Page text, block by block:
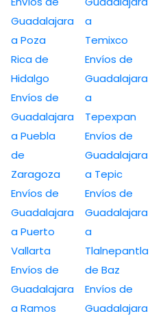
Guadalajara
a Poza
Rica de
Hidalgo
Envíos de
Guadalajara
a Puebla
de
Zaragoza
Envíos de
Guadalajara
a Puerto
Vallarta
Envíos de
Guadalajara
a Ramos
a
Temixco
Envíos de
Guadalajara
a
Tepexpan
Envíos de
Guadalajara
a Tepic
Envíos de
Guadalajara
a
Tlalnepantla
de Baz
Envíos de
Guadalajara